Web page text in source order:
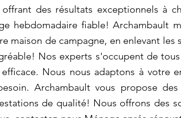
des résultats exceptionnels à
hebdomadaire fiable! Archambault
maison de campagne, en enlevant les
Nos experts s'occupent de
Nous nous adaptons à votre
Archambault vous propose
de qualité! Nous offrons des